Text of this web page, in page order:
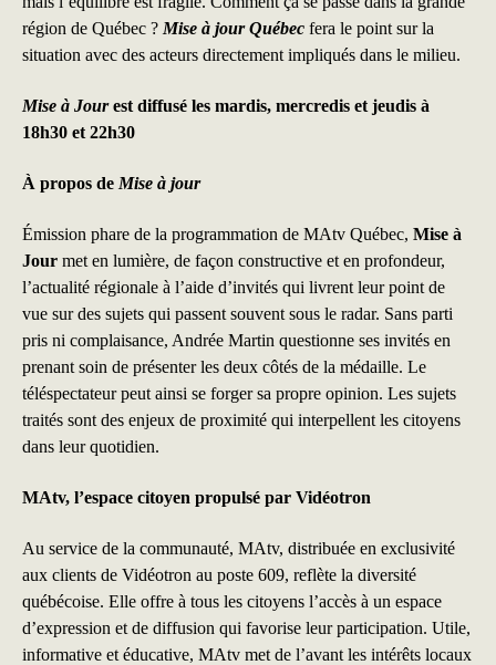
région de Québec ? Mise à jour Québec fera le point sur la
situation avec des acteurs directement impliqués dans le milieu.
Mise à Jourest diffusé les mardis, mercredis et jeudis à
18h30 et 22h30
À propos de Mise à jour
Émission phare de la programmation de MAtv Québec, Mise à
Jour met en lumière, de façon constructive et en profondeur,
l’actualité régionale à l’aide d’invités qui livrent leur point de
vue sur des sujets qui passent souvent sous le radar. Sans parti
pris ni complaisance, Andrée Martin questionne ses invités en
prenant soin de présenter les deux côtés de la médaille. Le
téléspectateur peut ainsi se forger sa propre opinion. Les sujets
traités sont des enjeux de proximité qui interpellent les citoyens
dans leur quotidien.
MAtv, l’espace citoyen propulsé par Vidéotron
Au service de la communauté, MAtv, distribuée en exclusivité
aux clients de Vidéotron au poste 609, reflète la diversité
québécoise. Elle offre à tous les citoyens l’accès à un espace
d’expression et de diffusion qui favorise leur participation. Utile,
informative et éducative, MAtv met de l’avant les intérêts locaux